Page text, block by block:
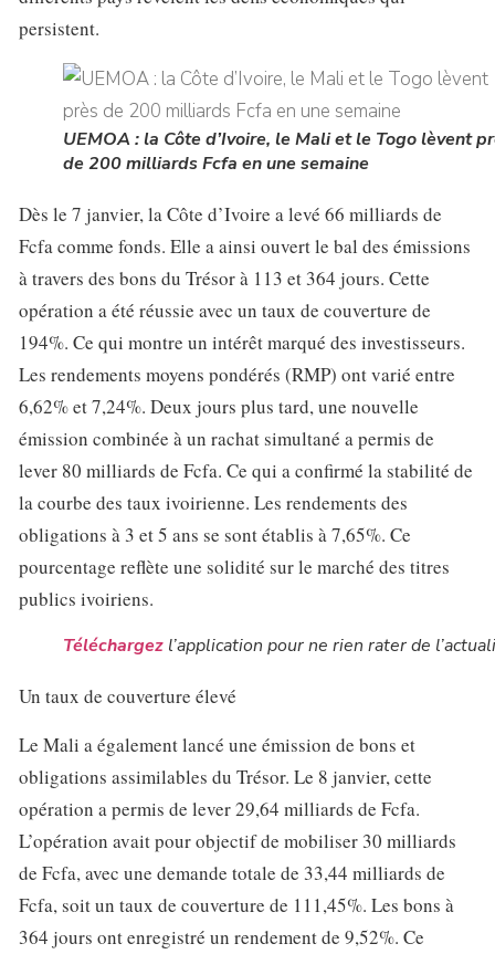
persistent.
UEMOA : la Côte d’Ivoire, le Mali et le Togo lèvent
de 200 milliards Fcfa en une semaine
Dès le 7 janvier, la Côte d’Ivoire a levé 66 milliards de
Fcfa comme fonds. Elle a ainsi ouvert le bal des émissions
à travers des bons du Trésor à 113 et 364 jours. Cette
opération a été réussie avec un taux de couverture de
194%. Ce qui montre un intérêt marqué des investisseurs.
Les rendements moyens pondérés (RMP) ont varié entre
6,62% et 7,24%. Deux jours plus tard, une nouvelle
émission combinée à un rachat simultané a permis de
lever 80 milliards de Fcfa. Ce qui a confirmé la stabilité de
la courbe des taux ivoirienne. Les rendements des
obligations à 3 et 5 ans se sont établis à 7,65%. Ce
pourcentage reflète une solidité sur le marché des titres
publics ivoiriens.
Téléchargez l’application pour ne rien rater de
Un taux de couverture élevé
Le Mali a également lancé une émission de bons et
obligations assimilables du Trésor. Le 8 janvier, cette
opération a permis de lever 29,64 milliards de Fcfa.
L’opération avait pour objectif de mobiliser 30 milliards
de Fcfa, avec une demande totale de 33,44 milliards de
Fcfa, soit un taux de couverture de 111,45%. Les bons à
364 jours ont enregistré un rendement de 9,52%. Ce